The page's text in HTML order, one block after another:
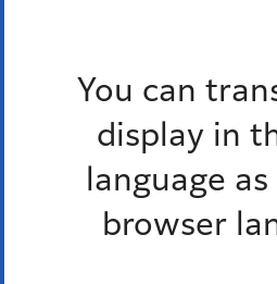
You can
display in
language
browser
終了したイベントを除く
終了したイベントを除く